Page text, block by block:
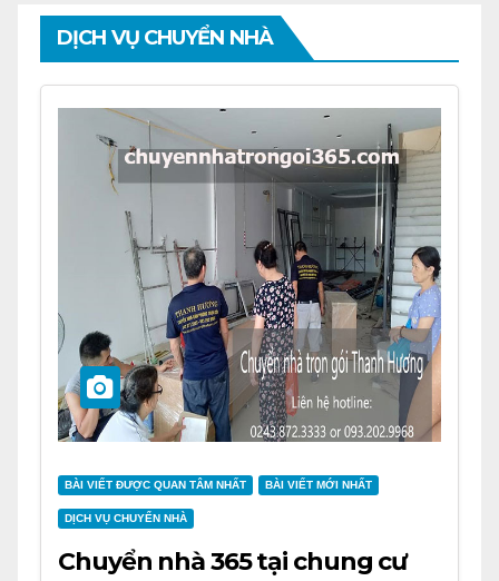
DỊCH VỤ CHUYỂN NHÀ
BÀI VIẾT ĐƯỢC QUAN TÂM NHẤT BÀI VIẾT MỚI NHẤT
DỊCH VỤ CHUYỂN NHÀ
Chuyển nhà 365 tại chung cư